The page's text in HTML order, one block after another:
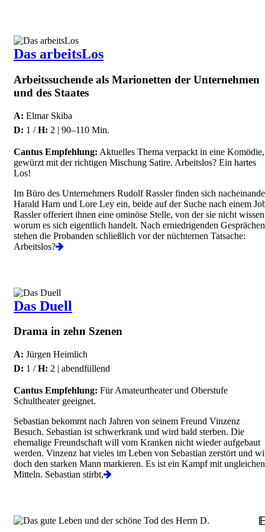
Das arbeitsLos
Arbeitssuchende als Marionetten der Unternehmen
und des Staates
A: Elmar Skiba
D: 1 /H: 2 | 90–110 Min.
Cantus Empfehlung: Aktuelles Thema verpackt in eine Komödie,
gewürzt mit der richtigen Mischung Satire. Arbeitslos? Ein hartes
Los!
Im Büro des Unternehmers Rudolf Rassler finden sich
Harald Harn und Lore Ley ein, beide auf der Suche nach einem
Rassler offeriert ihnen eine ominöse Stelle, von der sie nicht
worum es sich eigentlich handelt. Nach erniedrigenden Gesprächen
stehen die Probanden schließlich vor der nüchternen Tatsache:
Arbeitslos?
Das Duell
Drama in zehn Szenen
A: Jürgen Heimlich
D: 1 /H: 2 | abendfüllend
Cantus Empfehlung: Für Amateurtheater und Oberstufe
Schultheater geeignet.
Sebastian bekommt nach Jahren von seinem Freund Vinzenz
Besuch. Sebastian ist schwerkrank und wird bald sterben. Die
ehemalige Freundschaft will vom Kranken nicht wieder aufgebaut
werden. Vinzenz hat vieles im Leben von Sebastian zerstört und
doch den starken Mann markieren. Es ist ein Kampf mit ungleichen
Mitteln. Sebastian stirbt,